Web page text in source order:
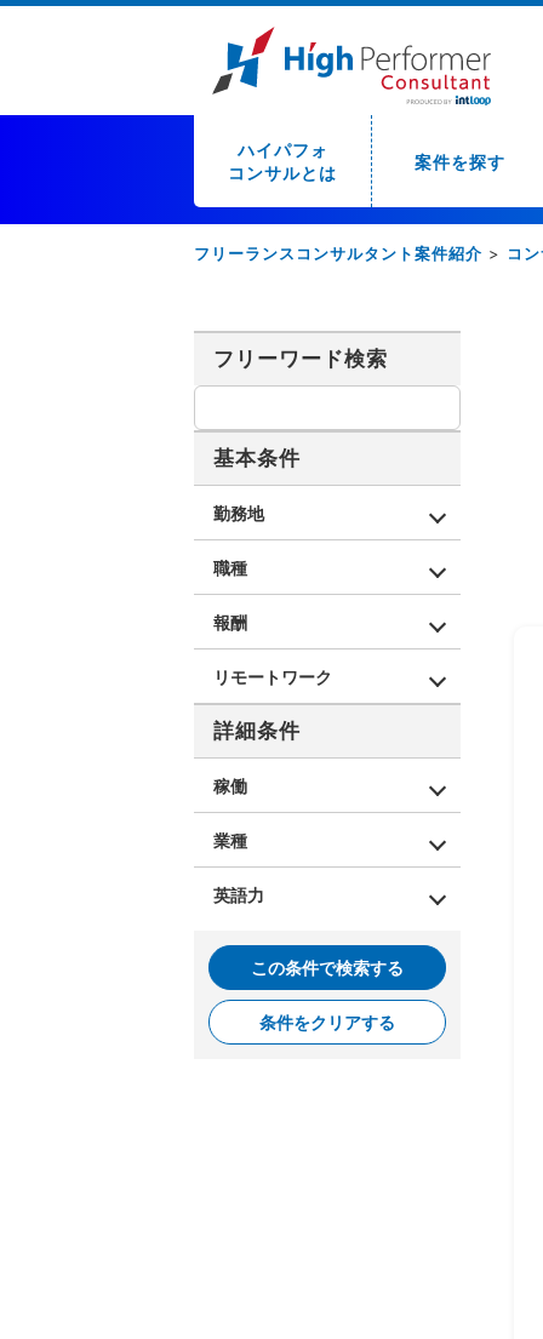
ハイパフォ
コンサルとは
案件を探す
フリーランスコンサルタント案件紹介 > コ
フリーワード検索
基本条件
勤務地
職種
報酬
リモートワーク
詳細条件
稼働
業種
英語力
この条件で検索する
条件をクリアする